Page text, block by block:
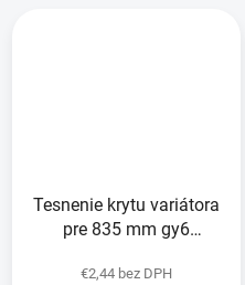
Tesnenie krytu variátora
pre 835 mm gy6
€2,44 bez DPH